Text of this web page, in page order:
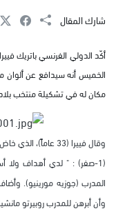
شارك المقال
أكّد الدولي الفرنسي باتريك
الخميس أنه سيدافع عن
مكان له في تشكيلة منتخب بلاده في
وقال فييرا (33
(1-صفر) : " لدي أهداف ولا
المدرب (جوزيه مورينيو).
وأن أبرهن للمدرب روبيرتو